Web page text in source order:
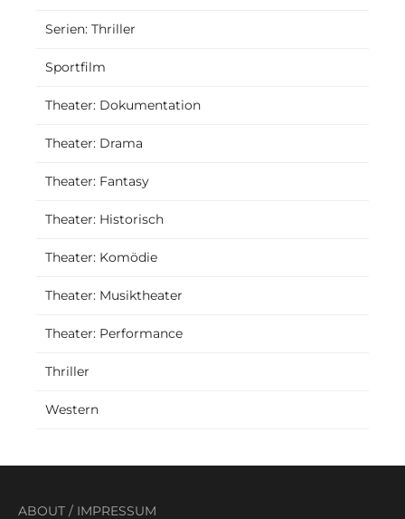
Serien: Thriller
Sportfilm
Theater: Dokumentation
Theater: Drama
Theater: Fantasy
Theater: Historisch
Theater: Komödie
Theater: Musiktheater
Theater: Performance
Thriller
Western
ABOUT / IMPRESSUM